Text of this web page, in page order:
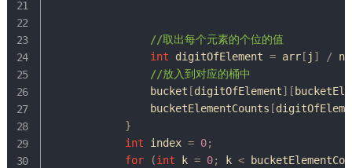
//取出每个元素的个位的值
int digitOfElement = arr[ j ] / n
//放入到对应的桶中
                bucket
[digitOfElement] [
                bucketElementCounts
[
}
int index = 0;
for
(int k = 0; k <